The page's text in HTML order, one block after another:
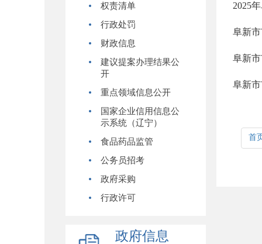
权责清单
行政处罚
财政信息
建议提案办理结果公
开
重点领域信息公开
国家企业信用信息公
示系统（辽宁）
食品药品监管
公务员招考
政府采购
行政许可
政府信息
2025
阜新
阜新
阜新
首